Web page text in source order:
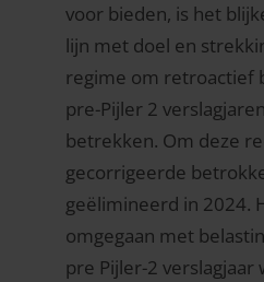
voor bieden, is het
lijn met doel en
regime om retroactief
pre-Pijler 2
betrekken. Om deze
gecorrigeerde
geëlimineerd in 2024.
omgegaan met
pre Pijler-2